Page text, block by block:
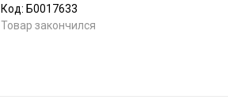
Код: Б0017633
Товар закончился